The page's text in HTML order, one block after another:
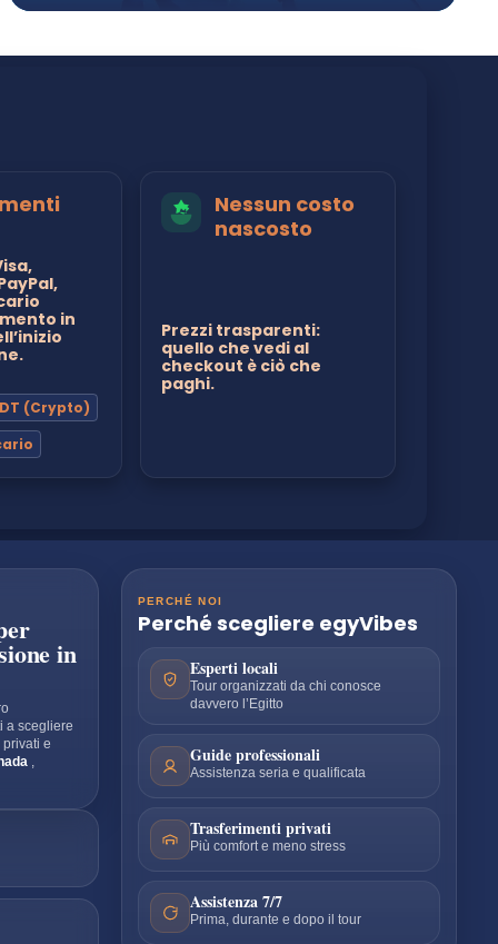
in
(Crypto)
Nessun costo
nascosto
Prezzi trasparenti:
quello che vedi al
checkout è ciò che
paghi.
in
a scegliere
privati e
PERCHÉ NOI
Perché scegliere egyVibes
Esperti locali
Tour organizzati da chi conosce
davvero l’Egitto
Guide professionali
Assistenza seria e qualificata
Trasferimenti privati
Più comfort e meno stress
Assistenza 7/7
Prima, durante e dopo il tour